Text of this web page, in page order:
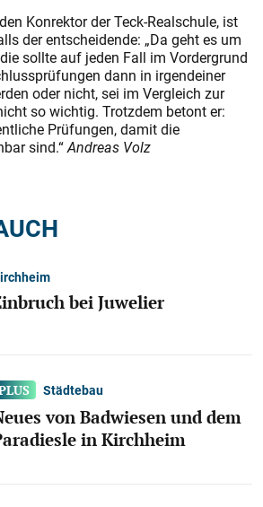
Konrektor der Teck-Realschule, ist
der entscheidende: „Da geht es um
sollte auf jeden Fall im Vordergrund
dann in irgendeiner
oder nicht, sei im Vergleich zur
so wichtig. Trotzdem betont er:
Prüfungen, damit die
sind.“Andreas Volz
bei Juwelier
Städtebau
von Badwiesen und dem
in Kirchheim